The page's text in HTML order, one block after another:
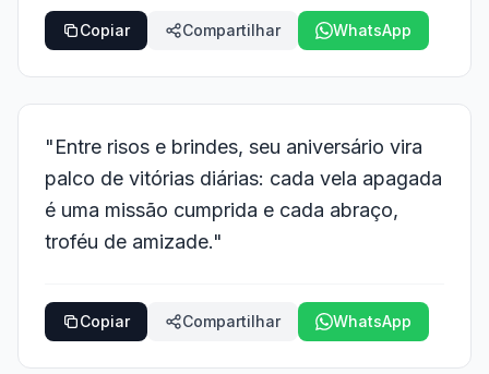
Copiar Compartilhar WhatsApp
"Entre risos e brindes, seu aniversário vira
palco de vitórias diárias: cada vela apagada
é uma missão cumprida e cada abraço,
troféu de amizade."
Copiar Compartilhar WhatsApp